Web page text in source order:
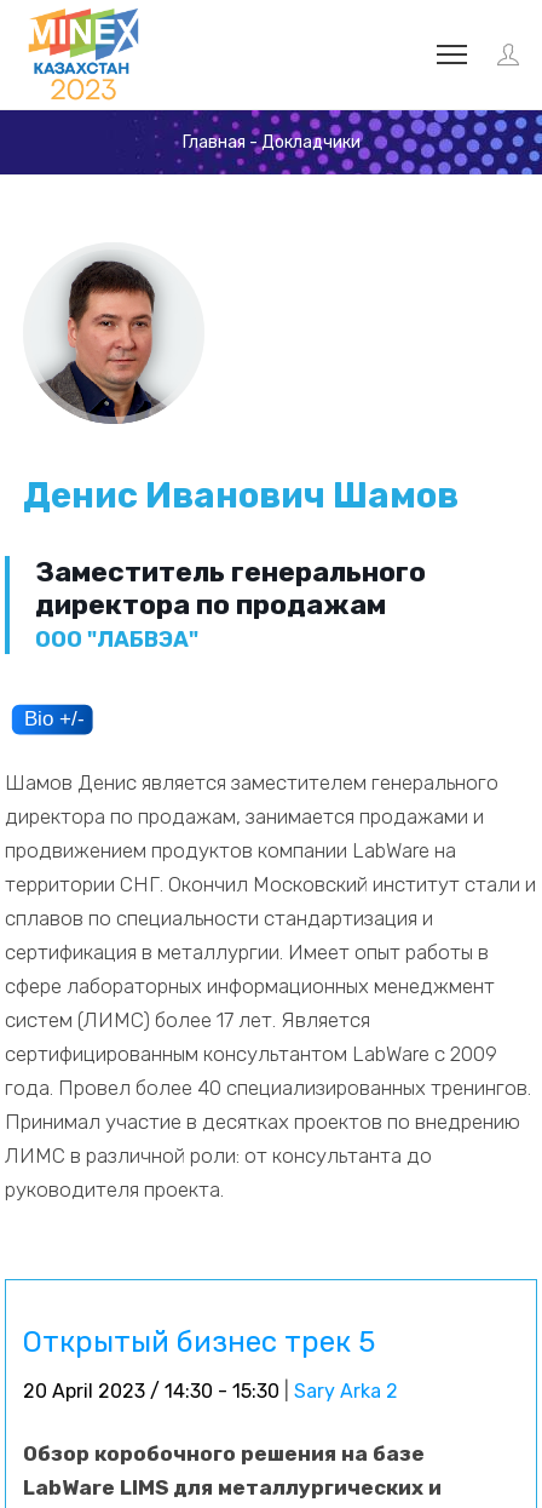
Главная-Докладчики
Денис Иванович Шамов
Заместитель генерального
директора по продажам
ООО "ЛАБВЭА"
Шамов Денис является заместителем генерального
директора по продажам, занимается продажами и
продвижением продуктов компании LabWare на
территории СНГ. Окончил Московский институт стали и
сплавов по специальности стандартизация и
сертификация в металлургии. Имеет опыт работы в
сфере лабораторных информационных менеджмент
систем (ЛИМС) более 17 лет. Является
сертифицированным консультантом LabWare с 2009
года. Провел более 40 специализированных тренингов.
Принимал участие в десятках проектов по внедрению
ЛИМС в различной роли: от консультанта до
руководителя проекта.
Открытый бизнес трек 5
20 April 2023 / 14:30 - 15:30 |Sary Arka 2
Обзор коробочного решения на базе
LabWare LIMS для металлургических и